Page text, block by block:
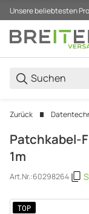
Unsere beliebtesten
Zurück
Patchkabel-
1m
Art.Nr.:60298264
TOP